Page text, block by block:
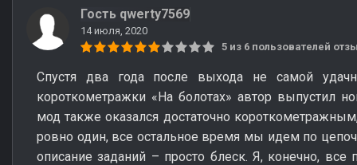
Гость qwerty7569
14 июля, 2020
5 из 6 пользователей
Спустя два года после выхода не самой
короткометражки «На болотах» автор выпустил
мод также оказался достаточно
ровно один, все остальное время мы идем по
описание заданий – просто блеск. Я, конечно, все